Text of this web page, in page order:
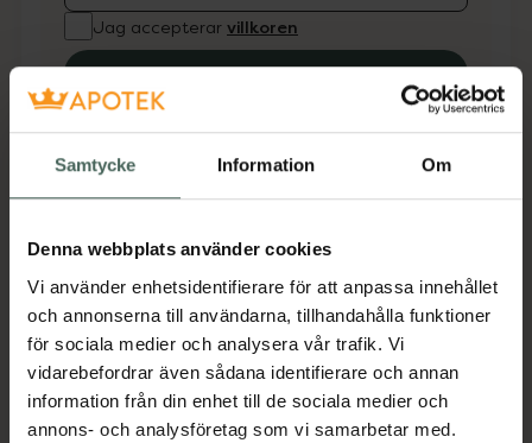
Samtycke Information Om
Denna webbplats använder cookies
Vi använder enhetsidentifierare för att anpassa innehållet
och annonserna till användarna, tillhandahålla funktioner
för sociala medier och analysera vår trafik. Vi
vidarebefordrar även sådana identifierare och annan
information från din enhet till de sociala medier och
annons- och analysföretag som vi samarbetar med.
Jag accepterar villkoren
Spara
Nutilis Fruit Stage 3 är ett energi- och
proteinrikt kosttillägg i puddingkonsistens
anpassat för patienter med dysfagi.
Produkten innehåller en unik blandning av
kostfiber, är laktosreducerad och glutenfri.
Nutilis Fruit Stage 3 har amylasresistenta